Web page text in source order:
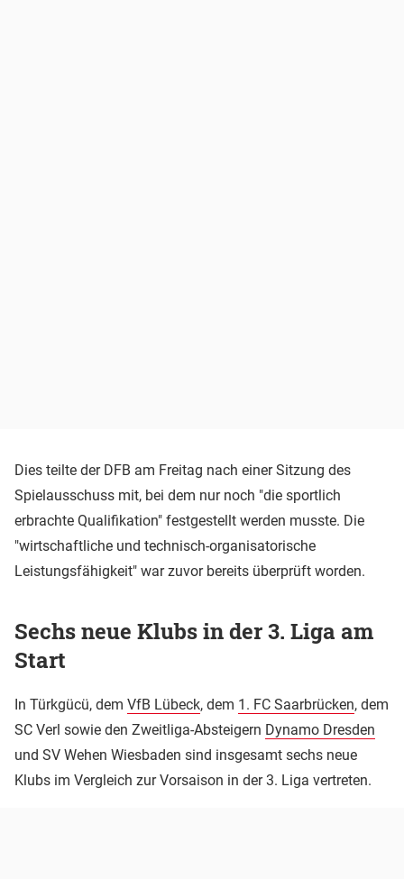
Dies teilte der DFB am Freitag nach einer Sitzung des
Spielausschuss mit, bei dem nur noch "die sportlich
erbrachte Qualifikation" festgestellt werden musste. Die
"wirtschaftliche und technisch-organisatorische
Leistungsfähigkeit" war zuvor bereits überprüft worden.
Sechs neue Klubs in der 3. Liga am
Start
In Türkgücü, dem VfB Lübeck, dem 1. FC Saarbrücken, dem
SC Verl sowie den Zweitliga-Absteigern Dynamo Dresden
und SV Wehen Wiesbaden sind insgesamt sechs neue
Klubs im Vergleich zur Vorsaison in der 3. Liga vertreten.